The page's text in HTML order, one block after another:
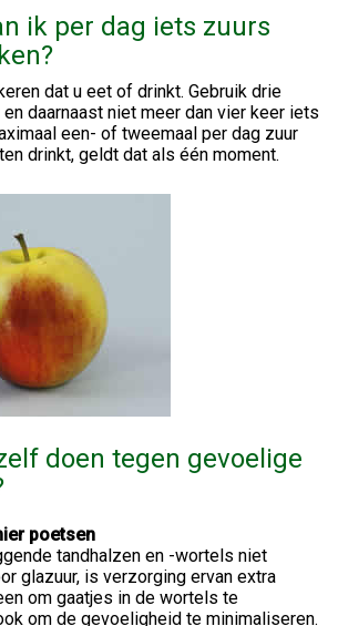
ik per dag iets zuurs
dat u eet of drinkt. Gebruik drie
daarnaast niet meer dan vier keer iets
een- of tweemaal per dag zuur
drinkt, geldt dat als één moment.
doen tegen gevoelige
poetsen
tandhalzen en -wortels niet
glazuur, is verzorging ervan extra
om gaatjes in de wortels te
om de gevoeligheid te minimaliseren.